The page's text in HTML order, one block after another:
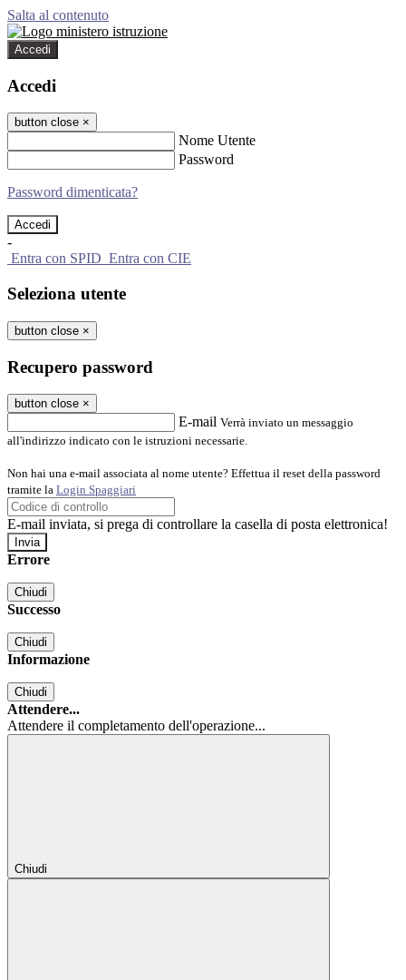
Salta al contenuto
Accedi
Accedi
button close ×
Nome Utente
Password
Password dimenticata?
-
Entra con SPID Entra con CIE
Seleziona utente
button close ×
Recupero password
button close ×
E-mail Verrà inviato un messaggio
all'indirizzo indicato con le istruzioni necessarie.
Non hai una e-mail associata al nome utente? Effettua il reset della password
tramite la Login Spaggiari
E-mail inviata, si prega di controllare la casella di posta elettronica!
Errore
Chiudi
Successo
Chiudi
Informazione
Chiudi
Attendere...
Attendere il completamento dell'operazione...
Chiudi